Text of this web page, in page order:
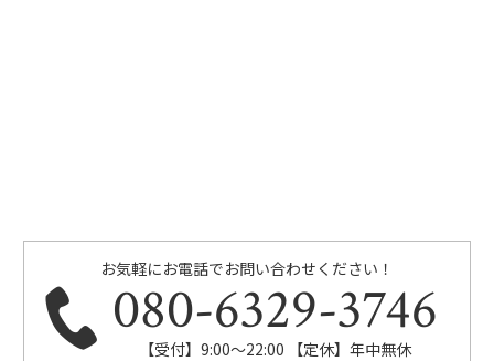
お気軽にお電話でお問い合わせください！
080-6329-3746
【受付】9:00～22:00 【定休】年中無休